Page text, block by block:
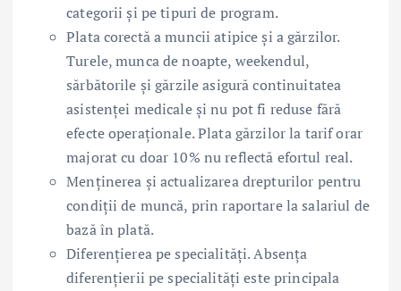
categorii și pe tipuri de program.
Plata corectă a muncii atipice și a gărzilor.
Turele, munca de noapte, weekendul,
sărbătorile și gărzile asigură continuitatea
asistenței medicale și nu pot fi reduse fără
efecte operaționale. Plata gărzilor la tarif orar
majorat cu doar 10% nu reflectă efortul real.
Menținerea și actualizarea drepturilor pentru
condiții de muncă, prin raportare la salariul de
bază în plată.
Diferențierea pe specialități. Absența
diferențierii pe specialități este principala